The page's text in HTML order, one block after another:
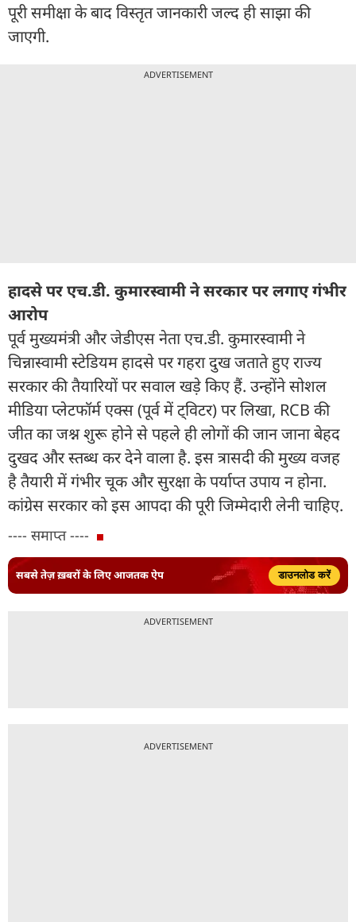
पूरी समीक्षा के बाद विस्तृत जानकारी जल्द ही साझा की
जाएगी.
ADVERTISEMENT
हादसे पर एच.डी. कुमारस्वामी ने सरकार पर लगाए गंभीर
आरोप
पूर्व मुख्यमंत्री और जेडीएस नेता एच.डी. कुमारस्वामी ने
चिन्नास्वामी स्टेडियम हादसे पर गहरा दुख जताते हुए राज्य
सरकार की तैयारियों पर सवाल खड़े किए हैं. उन्होंने सोशल
मीडिया प्लेटफॉर्म एक्स (पूर्व में ट्विटर) पर लिखा, RCB की
जीत का जश्न शुरू होने से पहले ही लोगों की जान जाना बेहद
दुखद और स्तब्ध कर देने वाला है. इस त्रासदी की मुख्य वजह
है तैयारी में गंभीर चूक और सुरक्षा के पर्याप्त उपाय न होना.
कांग्रेस सरकार को इस आपदा की पूरी जिम्मेदारी लेनी चाहिए.
---- समाप्त ----
सबसे तेज़ ख़बरों के लिए आजतक ऐप डाउनलोड करें
ADVERTISEMENT
ADVERTISEMENT